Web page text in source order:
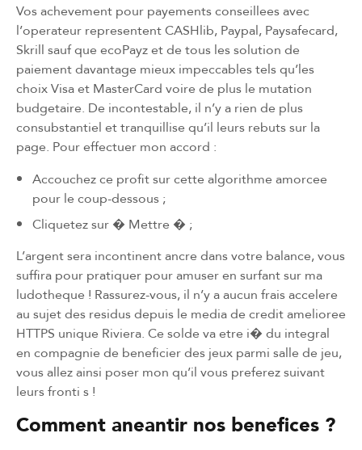
Vos achevement pour payements conseillees avec
l’operateur representent CASHlib, Paypal, Paysafecard,
Skrill sauf que ecoPayz et de tous les solution de
paiement davantage mieux impeccables tels qu’les
choix Visa et MasterCard voire de plus le mutation
budgetaire. De incontestable, il n’y a rien de plus
consubstantiel et tranquillise qu’il leurs rebuts sur la
page. Pour effectuer mon accord :
Accouchez ce profit sur cette algorithme amorcee
pour le coup-dessous ;
Cliquetez sur � Mettre � ;
L’argent sera incontinent ancre dans votre balance, vous
suffira pour pratiquer pour amuser en surfant sur ma
ludotheque ! Rassurez-vous, il n’y a aucun frais accelere
au sujet des residus depuis le media de credit amelioree
HTTPS unique Riviera. Ce solde va etre i� du integral
en compagnie de beneficier des jeux parmi salle de jeu,
vous allez ainsi poser mon qu’il vous preferez suivant
leurs fronti s !
Comment aneantir nos benefices ?